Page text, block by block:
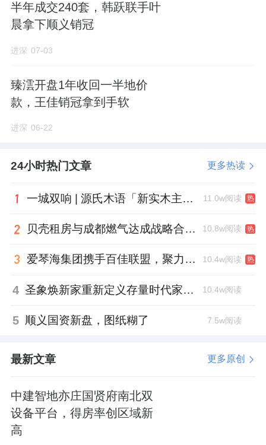
半年成交240套，韩跃联手叶
晨拿下顺义销冠
进深 07-03
臻澐开盘1年收回一半地价
款，王佳销冠拿到手软
进深 06-22
24小时热门文章 更多热读
一城双响 | 源氏木语「新实木主义——黑标生活提案」发布会落地天津，黑标旗舰店盛大启幕 11.0w阅读 热
贝壳租房与成都燃气达成战略合作 打通安全巡检“最后一米” 10.8w阅读 热
爱琴海集团携手百佳联盟，聚力共拓存量商业新赛道 10.4w阅读 热
4 圣象焕新家重新定义存量时代家居升级逻辑，筑牢说换就换的底气！ 10.4w阅读
5 顺义国资新盘，图纸糊了 7.5w阅读
最新文章 更多原创
中建智地亦庄国贤府南北双
设备平台，得房率创区域新
高